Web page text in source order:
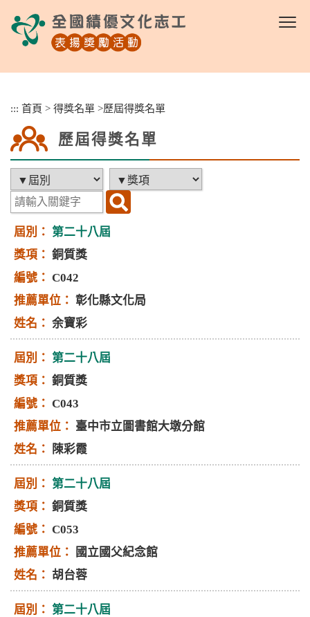
::: 首頁 > 得獎名單 >歷屆得獎名單
歷屆得獎名單
第二十八屆
銅質獎
C042
彰化縣文化局
余寶彩
第二十八屆
銅質獎
C043
臺中市立圖書館大墩分館
陳彩霞
第二十八屆
銅質獎
C053
國立國父紀念館
胡台蓉
第二十八屆